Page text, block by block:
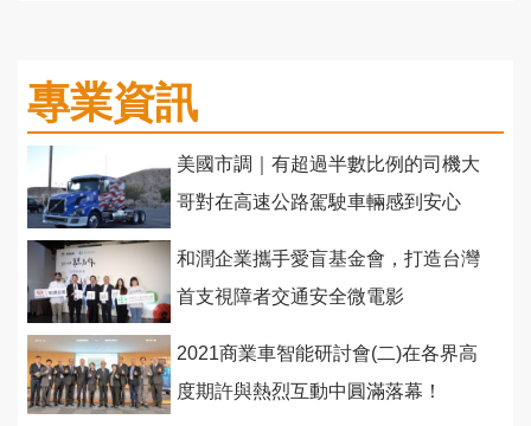
專業資訊
美國市調｜有超過半數比例的司機大
哥對在高速公路駕駛車輛感到安心
和潤企業攜手愛盲基金會，打造台灣
首支視障者交通安全微電影
2021商業車智能研討會(二)在各界高
度期許與熱烈互動中圓滿落幕！